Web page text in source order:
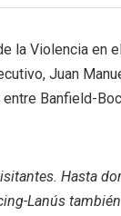
la Violencia en
Juan
Banfield-
Hasta
Lanús